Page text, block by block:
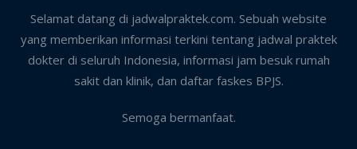
Selamat datang di jadwalpraktek.com. Sebuah website
yang memberikan informasi terkini tentang jadwal praktek
dokter di seluruh Indonesia, informasi jam besuk rumah
sakit dan klinik, dan daftar faskes BPJS.
Semoga bermanfaat.